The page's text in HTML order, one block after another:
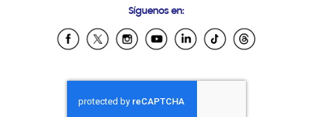
Samsung Ecuador
Samsung El Salvador
Samsung Honduras
Samsung Nicaragua
Síguenos en: